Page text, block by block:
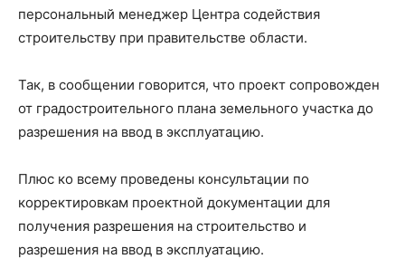
персональный менеджер Центра содействия
строительству при правительстве области.
Так, в сообщении говорится, что проект сопровожден
от градостроительного плана земельного участка до
разрешения на ввод в эксплуатацию.
Плюс ко всему проведены консультации по
корректировкам проектной документации для
получения разрешения на строительство и
разрешения на ввод в эксплуатацию.